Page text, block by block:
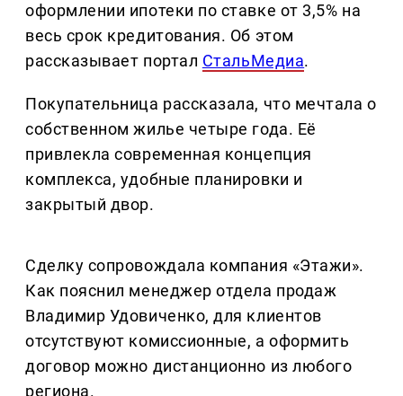
оформлении ипотеки по ставке от 3,5% на
весь срок кредитования. Об этом
рассказывает портал СтальМедиа.
Покупательница рассказала, что мечтала о
собственном жилье четыре года. Её
привлекла современная концепция
комплекса, удобные планировки и
закрытый двор.
Сделку сопровождала компания «Этажи».
Как пояснил менеджер отдела продаж
Владимир Удовиченко, для клиентов
отсутствуют комиссионные, а оформить
договор можно дистанционно из любого
региона.